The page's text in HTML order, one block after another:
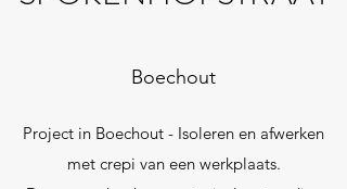
Boechout
Project in Boechout - Isoleren en afwerken
met crepi van een werkplaats.